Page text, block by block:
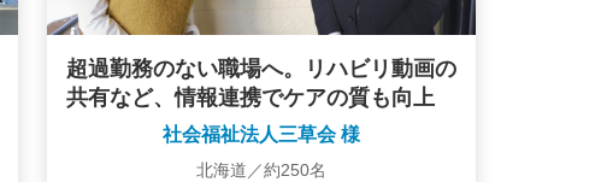
超過勤務のない職場へ。リハビリ動画の
共有など、情報連携でケアの質も向上
社会福祉法人三草会 様
北海道／約250名